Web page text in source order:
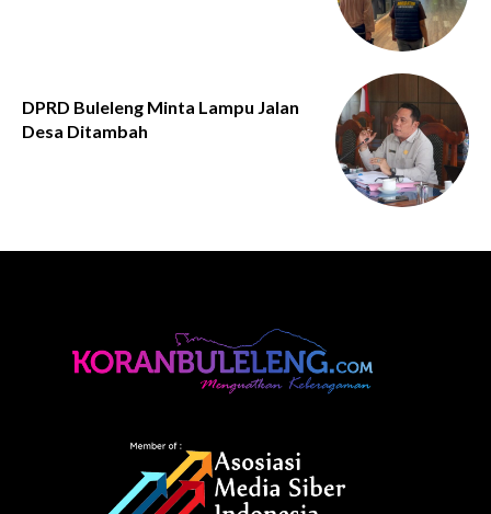
DPRD Buleleng Minta Lampu Jalan
Desa Ditambah